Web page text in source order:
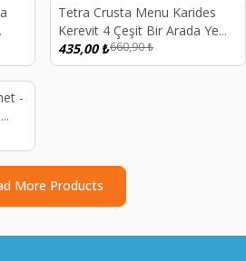
%34
Tetra Crusta Menu Karides
Kerevit 4 Çeşit Bir Arada Yem
- 100ML
435,00₺660,90₺
-
More Products